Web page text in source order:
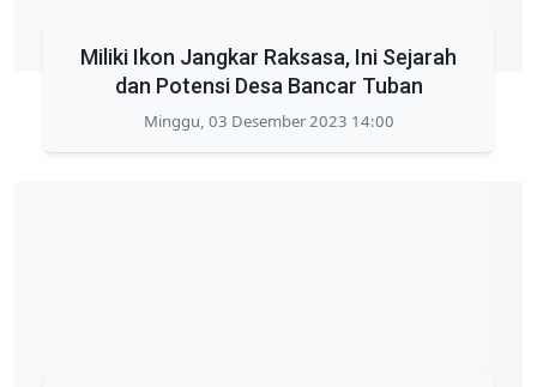
Miliki Ikon Jangkar Raksasa, Ini Sejarah
dan Potensi Desa Bancar Tuban
Minggu, 03 Desember 2023 14:00